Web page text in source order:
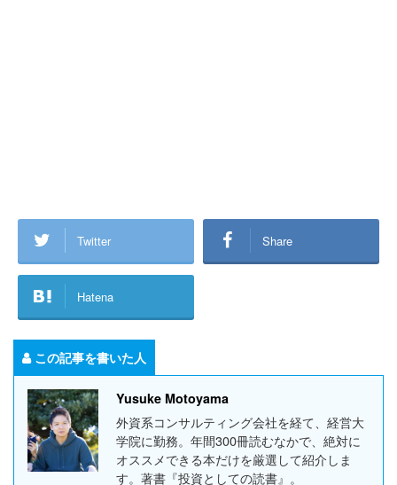
Twitter Share
Hatena
この記事を書いた人
Yusuke Motoyama
外資系コンサルティング会社を経て、経営大
学院に勤務。年間300冊読むなかで、絶対に
オススメできる本だけを厳選して紹介しま
す。著書『投資としての読書』。